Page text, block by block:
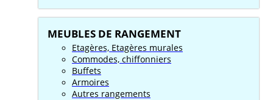
MEUBLES DE RANGEMENT
Etagères, Etagères murales
Commodes, chiffonniers
Buffets
Armoires
Autres rangements